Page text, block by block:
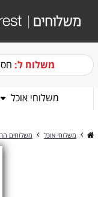
משלוח ל:
משלוחי אוכל
משלוחי אוכל משלוחים